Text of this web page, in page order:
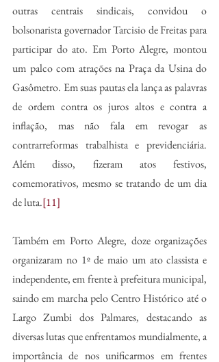
outras centrais sindicais, convidou o
bolsonarista governador Tarcisio de Freitas para
participar do ato. Em Porto Alegre, montou
um palco com atrações na Praça da Usina do
Gasômetro. Em suas pautas ela lança as palavras
de ordem contra os juros altos e contra a
inflação, mas não fala em revogar as
contrarreformas trabalhista e previdenciária.
Além disso, fizeram atos festivos,
comemorativos, mesmo se tratando de um dia
de luta.[11]
Também em Porto Alegre, doze organizações
organizaram no 1º de maio um ato classista e
independente, em frente à prefeitura municipal,
saindo em marcha pelo Centro Histórico até o
Largo Zumbi dos Palmares, destacando as
diversas lutas que enfrentamos mundialmente, a
importância de nos unificarmos em frentes